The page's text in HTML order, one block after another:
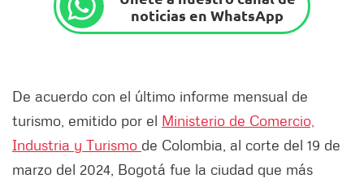
noticias en WhatsApp
De acuerdo con el último informe mensual de
turismo, emitido por el Ministerio de Comercio,
Industria y Turismo de Colombia, al corte del 19 de
marzo del 2024, Bogotá fue la ciudad que más